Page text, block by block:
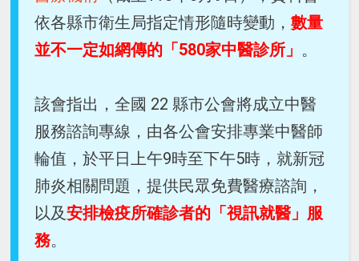
依各縣市衛生局指定情形隨時變動，數量
並不一定如網傳的「580家中醫診所」 。
該會指出，全國 22 縣市公會將成立中醫
服務諮詢專線，由各公會安排專業中醫師
輪值，於平日上午9時至下午5時，就新冠
肺炎相關問題，提供民眾免費醫療諮詢，
以及安排檢疫所確診者的「視訊就醫」服
務。